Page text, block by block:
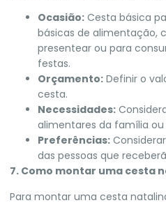
Ocasião: Cesta básica
básicas de alimentação,
presentear ou para
festas.
Orçamento: Definir o
cesta.
Necessidades:
alimentares da família ou
Preferências:
das pessoas que
7. Como montar uma cesta
Para montar uma cesta